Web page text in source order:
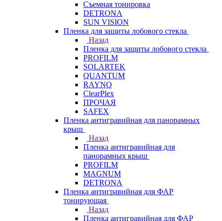
Съемная тонировка
DETRONA
SUN VISION
Пленка для защиты лобового стекла
Назад
Пленка для защиты лобового стекла
PROFILM
SOLARTEK
QUANTUM
RAYNO
ClearPlex
ПРОЧАЯ
SAFEX
Пленка антигравийная для панорамных
крыш
Назад
Пленка антигравийная для
панорамных крыш
PROFILM
MAGNUM
DETRONA
Пленка антигравийная для ФАР
тонирующая
Назад
Пленка антигравийная для ФАР